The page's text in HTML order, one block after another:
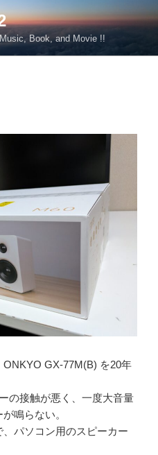
Book, and Movie !!
GX-77M(B) を20年
の接触が悪く、一度大音量
鳴らない。
パソコン用のスピーカー